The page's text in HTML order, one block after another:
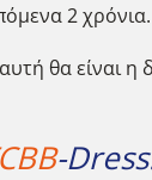
2 χρόνια.
θα είναι η
-